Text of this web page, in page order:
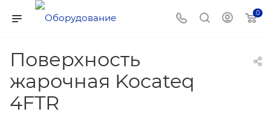
0
Поверхность
жарочная Kocateq
4FTR